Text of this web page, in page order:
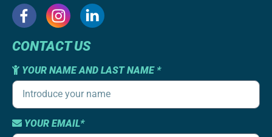
CONTACT US
YOUR NAME AND LAST NAME *
YOUR EMAIL*